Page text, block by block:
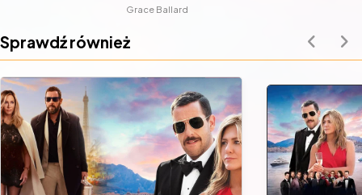
Grace Ballard
Sprawdź również